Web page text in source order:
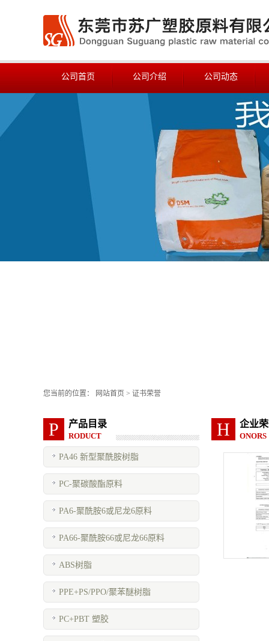
公司首页 公司介绍 公司动态
您当前的位置： 网站首页 > 证书荣誉
P 产品目录
RODUCT
PA46 新型聚酰胺树脂
PC-聚碳酸酯原料
PA6-聚酰胺6或尼龙6原料
PA66-聚酰胺66或尼龙66原料
ABS树脂
PPE+PS/PPO/聚苯醚树脂
PC+PBT 塑胶
H 企业
ONORS